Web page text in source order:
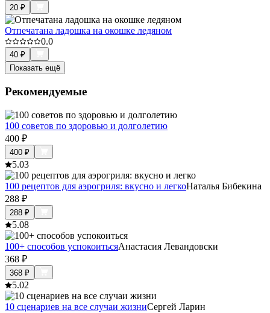
20 ₽
Отпечатана ладошка на окошке ледяном
0.0
40 ₽
Показать ещё
Рекомендуемые
100 советов по здоровью и долголетию
400 ₽
400 ₽
5.03
100 рецептов для аэрогриля: вкусно и легкоНаталья Бибекина
288 ₽
288 ₽
5.08
100+ способов успокоитьсяАнастасия Левандовски
368 ₽
368 ₽
5.02
10 сценариев на все случаи жизниСергей Ларин